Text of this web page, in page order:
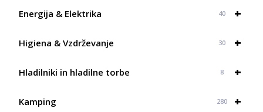
+
Energija & Elektrika 40
+
Higiena & Vzdrževanje 30
+
Hladilniki in hladilne torbe 8
+
Kamping 280